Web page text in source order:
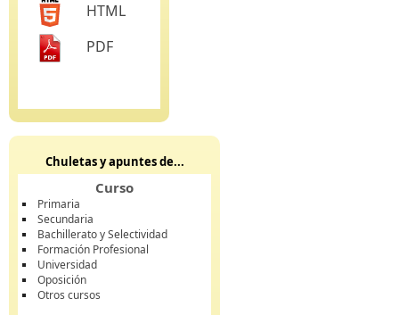
HTML
PDF
Chuletas y apuntes de...
Curso
Primaria
Secundaria
Bachillerato y Selectividad
Formación Profesional
Universidad
Oposición
Otros cursos